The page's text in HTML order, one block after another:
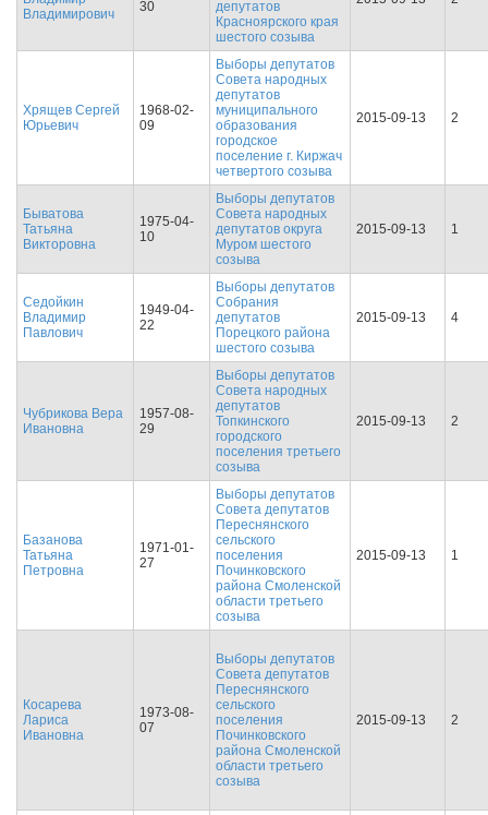
Владимирович
30
депутатов
Красноярского края
шестого созыва
Хрящев Сергей
Юрьевич
1968-02-
09
Выборы депутатов
Совета народных
депутатов
муниципального
образования
городское
поселение г. Киржач
четвертого созыва
2015-09-13 2
Быватова
Татьяна
Викторовна
1975-04-
10
Выборы депутатов
Совета народных
депутатов округа
Муром шестого
созыва
2015-09-13 1
Седойкин
Владимир
Павлович
1949-04-
22
Выборы депутатов
Собрания
депутатов
Порецкого района
шестого созыва
2015-09-13 4
Чубрикова Вера
Ивановна
1957-08-
29
Выборы депутатов
Совета народных
депутатов
Топкинского
городского
поселения третьего
созыва
2015-09-13 2
Базанова
Татьяна
Петровна
1971-01-
27
Выборы депутатов
Совета депутатов
Переснянского
сельского
поселения
Починковского
района Смоленской
области третьего
созыва
2015-09-13 1
Косарева
Лариса
Ивановна
1973-08-
07
Выборы депутатов
Совета депутатов
Переснянского
сельского
поселения
Починковского
района Смоленской
области третьего
созыва
2015-09-13 2